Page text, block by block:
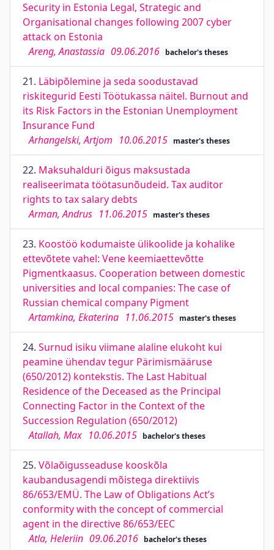
Security in Estonia Legal, Strategic and
Organisational changes following 2007 cyber
attack on Estonia
Areng, Anastassia 09.06.2016 bachelor's theses
21. Läbipõlemine ja seda soodustavad
riskitegurid Eesti Töötukassa näitel. Burnout and
its Risk Factors in the Estonian Unemployment
Insurance Fund
Arhangelski, Artjom 10.06.2015 master's theses
22. Maksuhalduri õigus maksustada
realiseerimata töötasunõudeid. Tax auditor
rights to tax salary debts
Arman, Andrus 11.06.2015 master's theses
23. Koostöö kodumaiste ülikoolide ja kohalike
ettevõtete vahel: Vene keemiaettevõtte
Pigmentkaasus. Cooperation between domestic
universities and local companies: The case of
Russian chemical company Pigment
Artamkina, Ekaterina 11.06.2015 master's theses
24. Surnud isiku viimane alaline elukoht kui
peamine ühendav tegur Pärimismääruse
(650/2012) kontekstis. The Last Habitual
Residence of the Deceased as the Principal
Connecting Factor in the Context of the
Succession Regulation (650/2012)
Atallah, Max 10.06.2015 bachelor's theses
25. Võlaõigusseaduse kooskõla
kaubandusagendi mõistega direktiivis
86/653/EMÜ. The Law of Obligations Act’s
conformity with the concept of commercial
agent in the directive 86/653/EEC
Atla, Heleriin 09.06.2016 bachelor's theses